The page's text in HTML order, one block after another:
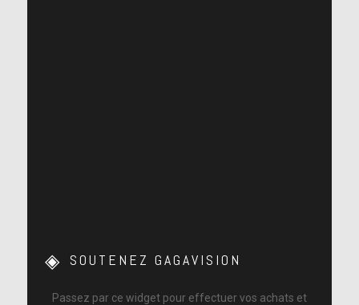
SOUTENEZ GAGAVISION
Passez par ce widget pour effectuer vos achats et